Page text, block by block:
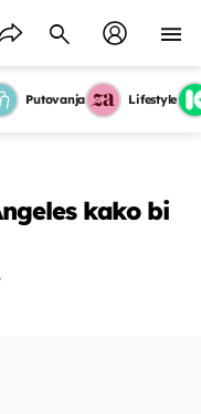
Putovanja Lifestyle
kako bi